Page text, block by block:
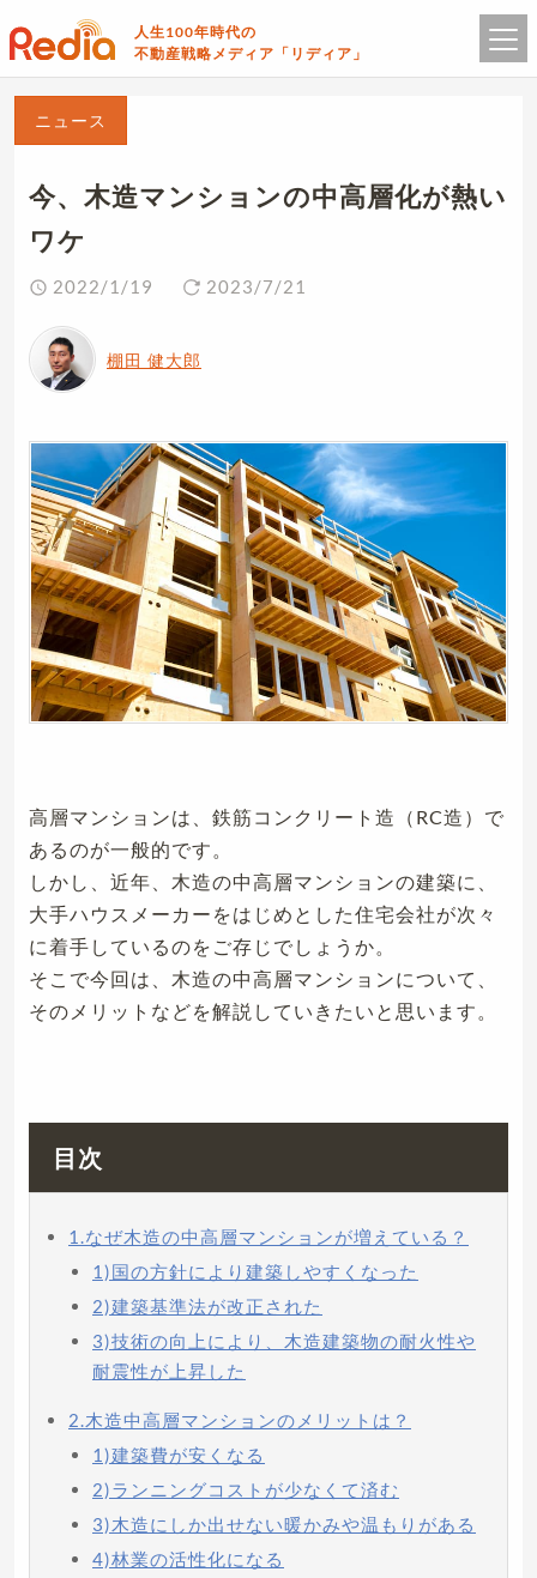
人生100年時代の
不動産戦略メディア「リディア」
ニュース
今、木造マンションの中高層化が熱い
ワケ
2022/1/19 2023/7/21
棚田 健大郎
高層マンションは、鉄筋コンクリート造（RC造）で
あるのが一般的です。
しかし、近年、木造の中高層マンションの建築に、
大手ハウスメーカーをはじめとした住宅会社が次々
に着手しているのをご存じでしょうか。
そこで今回は、木造の中高層マンションについて、
そのメリットなどを解説していきたいと思います。
目次
1.なぜ木造の中高層マンションが増えている？
1)国の方針により建築しやすくなった
2)建築基準法が改正された
3)技術の向上により、木造建築物の耐火性や
耐震性が上昇した
2.木造中高層マンションのメリットは？
1)建築費が安くなる
2)ランニングコストが少なくて済む
3)木造にしか出せない暖かみや温もりがある
4)林業の活性化になる